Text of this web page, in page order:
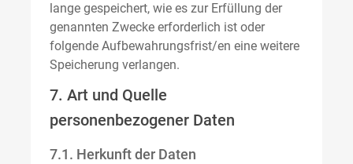
lange gespeichert, wie es zur Erfüllung der
genannten Zwecke erforderlich ist oder
folgende Aufbewahrungsfrist/en eine weitere
Speicherung verlangen.
7. Art und Quelle
personenbezogener Daten
7.1. Herkunft der Daten